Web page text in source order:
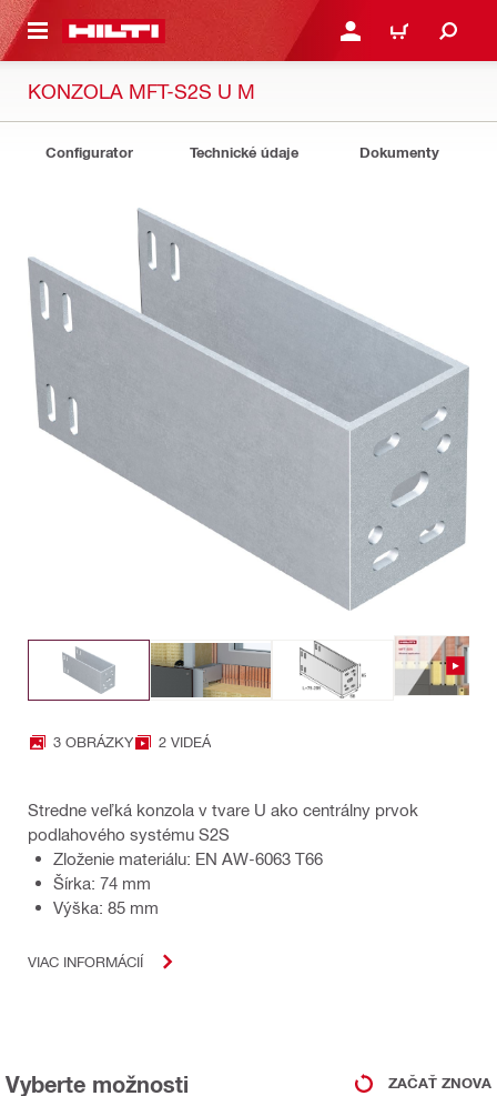
HLAVNÝ OBSAH PRIHLÁSIŤ ALEBO
KOŠÍK
KONZOLA MFT-S2S U M
Configurator Technické údaje Dokumenty
3 OBRÁZKY 2 VIDEÁ
Stredne veľká konzola v tvare U ako centrálny prvok
podlahového systému S2S
Zloženie materiálu: EN AW-6063 T66
Šírka: 74 mm
Výška: 85 mm
VIAC INFORMÁCIÍ
Vyberte možnosti ZAČAŤ ZNOVA